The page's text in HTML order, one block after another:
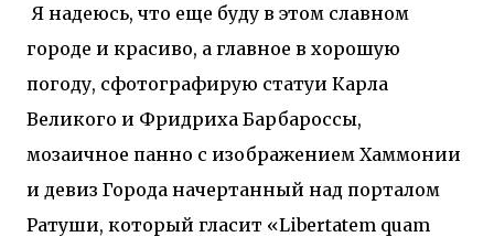
Я надеюсь, что еще буду в этом славном
городе и красиво, а главное в хорошую
погоду, сфотографирую статуи Карла
Великого и Фридриха Барбароссы,
мозаичное панно с изображением Хаммонии
и девиз Города начертанный над порталом
Ратуши, который гласит «Libertatem quam